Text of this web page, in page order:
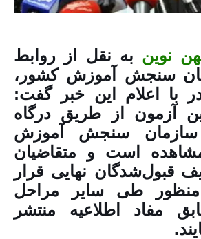
نوین به نقل از روابط
سنجش آموزش کشور،
با اعلام این خبر گفت:
آزمون از طریق درگاه
سازمان سنجش آموزش
است و متقاضیان
قبول‌شدگان نهایی قرار
منظور طی سایر مراحل
مفاد اطلاعیه منتشر